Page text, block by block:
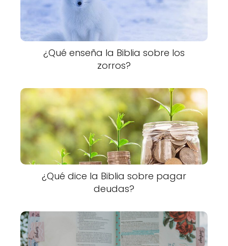
¿Qué enseña la Biblia sobre los
zorros?
¿Qué dice la Biblia sobre pagar
deudas?